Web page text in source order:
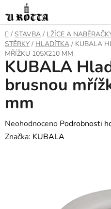
na
obsah
DOMŮ
/ STAVBA / LŽÍCE A
STĚRKY / HLADÍTKA / KUBALA
MŘÍŽKU 105X210 MM
KUBALA
brusnou
mm
Průměrné
hodnocení
Neohodnoceno Podrobnosti
Značka: KUBALA